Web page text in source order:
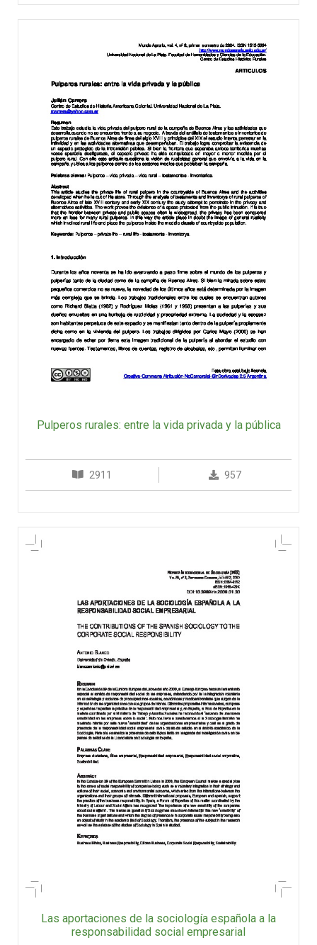
Pulperos rurales: entre la vida privada y la pública
2911 957
Las aportaciones de la sociología española a la
responsabilidad social empresarial